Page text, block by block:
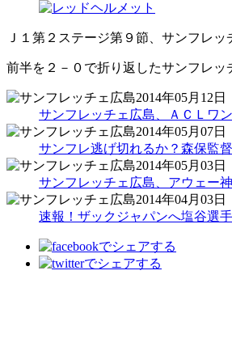
Ｊ１第２ステージ第９節、サンフレ
前半を２－０で折り返したサンフレッ
2014年05月12日
サンフレッチェ広島、ＡＣＬワ
2014年05月07日
サンフレ逃げ切れるか？森保監
2014年05月03日
サンフレッチェ広島、アウェー
2014年04月03日
速報！ザックジャパンへ塩谷選